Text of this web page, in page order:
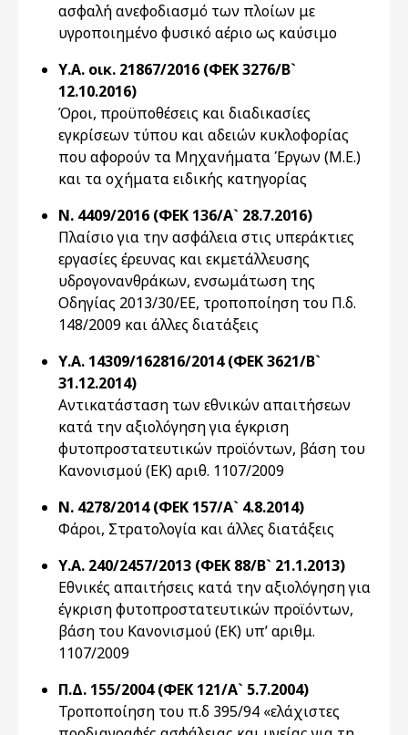
ασφαλή ανεφοδιασμό των πλοίων με
υγροποιημένο φυσικό αέριο ως καύσιμο
Υ.Α. οικ. 21867/2016 (ΦΕΚ 3276/Β`
12.10.2016)
Όροι, προϋποθέσεις και διαδικασίες
εγκρίσεων τύπου και αδειών κυκλοφορίας
που αφορούν τα Μηχανήματα Έργων (Μ.Ε.)
και τα οχήματα ειδικής κατηγορίας
Ν. 4409/2016 (ΦΕΚ 136/Α` 28.7.2016)
Πλαίσιο για την ασφάλεια στις υπεράκτιες
εργασίες έρευνας και εκμετάλλευσης
υδρογονανθράκων, ενσωμάτωση της
Οδηγίας 2013/30/ΕΕ, τροποποίηση του Π.δ.
148/2009 και άλλες διατάξεις
Υ.Α. 14309/162816/2014 (ΦΕΚ 3621/Β`
31.12.2014)
Αντικατάσταση των εθνικών απαιτήσεων
κατά την αξιολόγηση για έγκριση
φυτοπροστατευτικών προϊόντων, βάση του
Κανονισμού (ΕΚ) αριθ. 1107/2009
Ν. 4278/2014 (ΦΕΚ 157/Α` 4.8.2014)
Φάροι, Στρατολογία και άλλες διατάξεις
Υ.Α. 240/2457/2013 (ΦΕΚ 88/Β` 21.1.2013)
Εθνικές απαιτήσεις κατά την αξιολόγηση για
έγκριση φυτοπροστατευτικών προϊόντων,
βάση του Κανονισμού (ΕΚ) υπ’ αριθμ.
1107/2009
Π.Δ. 155/2004 (ΦΕΚ 121/Α` 5.7.2004)
Τροποποίηση του π.δ 395/94 «ελάχιστες